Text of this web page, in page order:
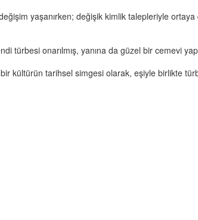
yaşanırken; değişik kimlik talepleriyle
türbesi onarılmış, yanına da güzel bir cemevi
kültürün tarihsel simgesi olarak, eşiyle birlikte